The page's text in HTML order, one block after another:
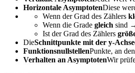
Horizontale AsymptotenDiese
Wenn der Grad des Zählers
Wenn die Grade gleich sind
Ist der Grad des Zählers
DieSchnittpunkte mit der y-Achse
FunktionsnullstellenPunkte, an
Verhalten an AsymptotenWir